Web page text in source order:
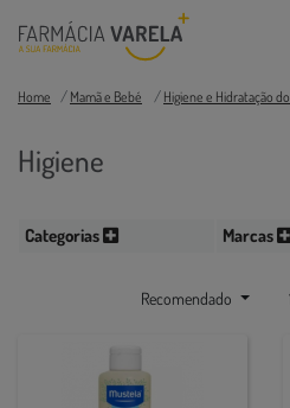
Home Mamã e Bebé Higiene e Hidratação
Higiene
Categorias Marcas
Recomendado